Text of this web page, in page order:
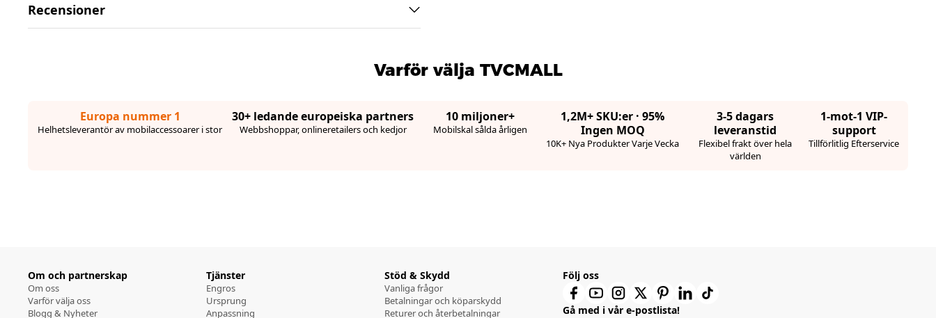
Recensioner
Varför välja TVCMALL
Europa nummer 1
Helhetsleverantör av mobilaccessoarer i stor
30+ ledande europeiska partners
Webbshoppar, onlineretailers och kedjor
10 miljoner+
Mobilskal sålda årligen
1,2M+ SKU:er · 95%
Ingen MOQ
10K+ Nya Produkter Varje Vecka
3-5 dagars
leveranstid
Flexibel frakt över hela
världen
1-mot-1 VIP-
support
Tillförlitlig Efterservice
Om och partnerskap
Om oss
Varför välja oss
Blogg & Nyheter
Tjänster
Engros
Ursprung
Anpassning
Stöd & Skydd
Vanliga frågor
Betalningar och köparskydd
Returer och återbetalningar
Följ oss
Gå med i vår e-postlista!